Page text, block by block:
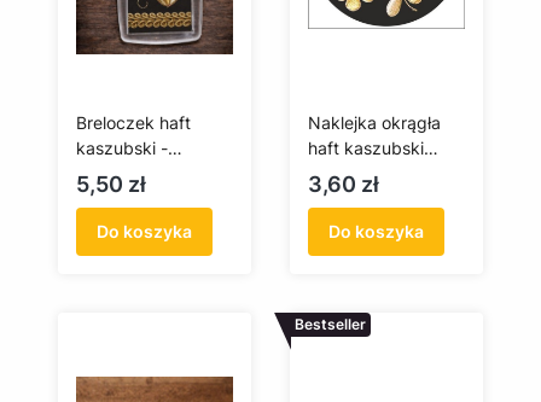
Breloczek haft
kaszubski -
złotnica
Cena
5,50 zł
Do koszyka
Naklejka okrągła
haft kaszubski
(złotnica)
Cena
3,60 zł
Do koszyka
Bestseller